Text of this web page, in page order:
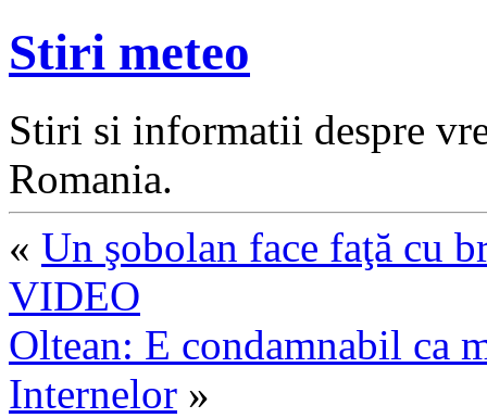
Stiri meteo
Stiri si informatii despre
Romania.
« Un şobolan face faţă cu
VIDEO
Oltean: E condamnabil ca
Internelor »